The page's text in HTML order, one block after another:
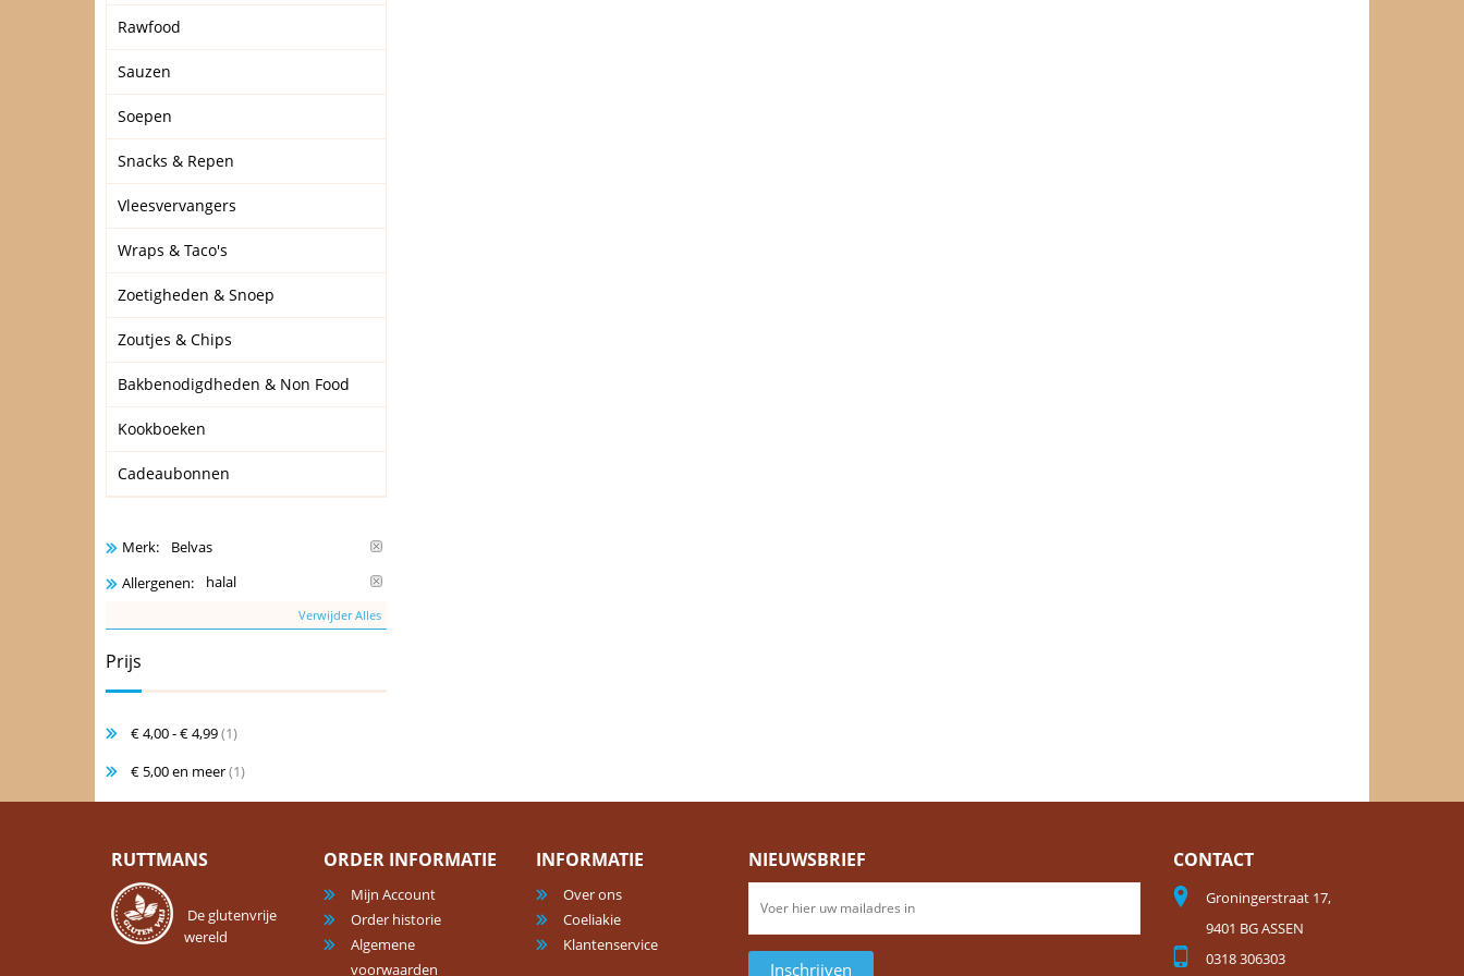
Rawfood
Sauzen
Soepen
Snacks & Repen
Vleesvervangers
Wraps & Taco's
Zoetigheden & Snoep
Zoutjes & Chips
Bakbenodigdheden & Non Food
Kookboeken
Cadeaubonnen
Merk:
Belvas
Allergenen:
halal
Verwijder Alles
Prijs
€ 4,00-€ 4,99(1)
€ 5,00en meer(1)
RUTTMANS
De glutenvrije
wereld
ORDER INFORMATIE
Mijn Account
Order historie
Algemene
voorwaarden
INFORMATIE
Over ons
Coeliakie
Klantenservice
NIEUWSBRIEF
Inschrijven
CONTACT
Groningerstraat 17,
9401 BG ASSEN
0318 306303